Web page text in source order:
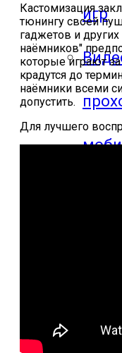
игр
Онлайн
Кастомизация
тюнингу своей
гаджетов и
наёмников"
которые играют
крадутся до
наёмники всеми
допустить.
Для лучшего